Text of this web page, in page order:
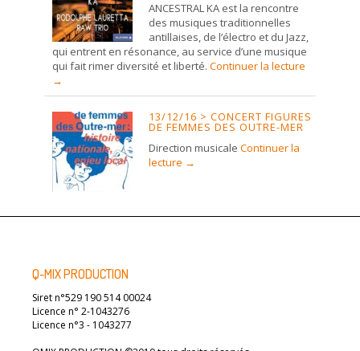
ANCESTRAL KA est la rencontre
des musiques traditionnelles
antillaises, de l’électro et du Jazz,
qui entrent en résonance, au service d’une musique
qui fait rimer diversité et liberté. Continuer la lecture
→
13/12/16 > CONCERT FIGURES
DE FEMMES DES OUTRE-MER
Direction musicale Continuer la
lecture →
Q-MIX PRODUCTION
Siret n°529 190 514 00024
Licence n° 2-1043276
Licence n°3 - 1043277